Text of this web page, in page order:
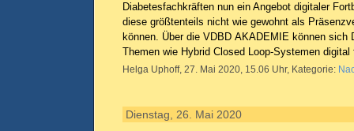
Diabetesfachkräften nun ein Angebot digitaler
diese größtenteils nicht wie gewohnt als
können. Über die VDBD AKADEMIE können sich
Themen wie Hybrid Closed Loop-Systemen
Helga Uphoff, 27. Mai 2020, 15.06 Uhr, Kategorie:
Dienstag, 26. Mai 2020